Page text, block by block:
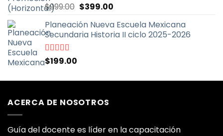
Valorado
con
5
$999.00 El
original
era:
$399.00El
actual
es:
Planeación Nueva Escuela Mexicana
Secundaria Historia II ciclo 2025-2026
Valorado
$199.00
ACERCA DE NOSOTROS
Guía del docente es líder en la capacitación